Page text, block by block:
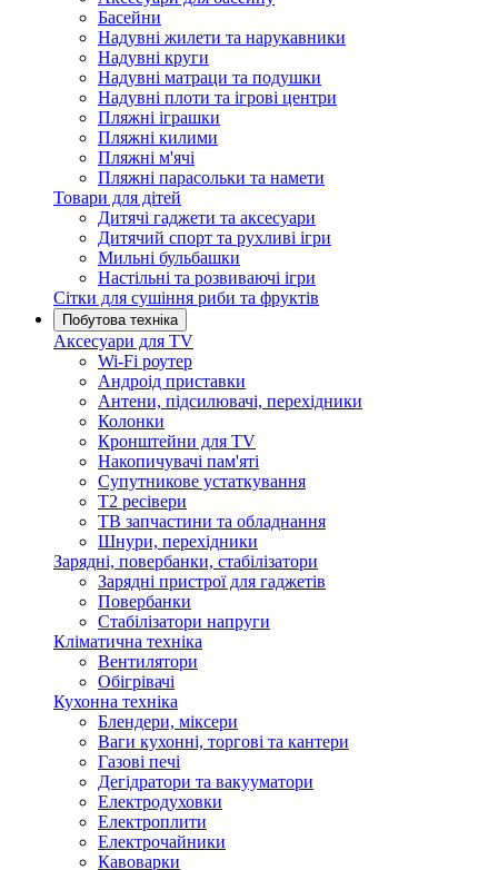
Басейни
Надувні жилети та нарукавники
Надувні круги
Надувні матраци та подушки
Надувні плоти та ігрові центри
Пляжні іграшки
Пляжні килими
Пляжні м'ячі
Пляжні парасольки та намети
Товари для дітей
Дитячі гаджети та аксесуари
Дитячий спорт та рухливі ігри
Мильні бульбашки
Настільні та розвиваючі ігри
Сітки для сушіння риби та фруктів
Побутова техніка
Аксесуари для TV
Wi-Fi роутер
Андроід приставки
Антени, підсилювачі, перехідники
Колонки
Кронштейни для TV
Накопичувачі пам'яті
Супутникове устаткування
Т2 ресівери
ТВ запчастини та обладнання
Шнури, перехідники
Зарядні, повербанки, стабілізатори
Зарядні пристрої для гаджетів
Повербанки
Стабілізатори напруги
Кліматична техніка
Вентилятори
Обігрівачі
Кухонна техніка
Блендери, міксери
Ваги кухонні, торгові та кантери
Газові печі
Дегідратори та вакууматори
Електродуховки
Електроплити
Електрочайники
Кавоварки